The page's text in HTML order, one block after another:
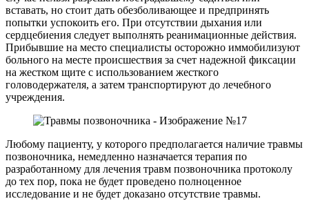
вставать, но стоит дать обезболивающее и предпринять
попытки успокоить его. При отсутствии дыхания или
сердцебиения следует выполнять реанимационные действия.
Прибывшие на место специалисты осторожно иммобилизуют
больного на месте происшествия за счет надежной фиксации
на жестком щите с использованием жесткого
головодержателя, а затем транспортируют до лечебного
учреждения.
Любому пациенту, у которого предполагается наличие травмы
позвоночника, немедленно назначается терапия по
разработанному для лечения травм позвоночника протоколу
до тех пор, пока не будет проведено полноценное
исследование и не будет доказано отсутствие травмы.